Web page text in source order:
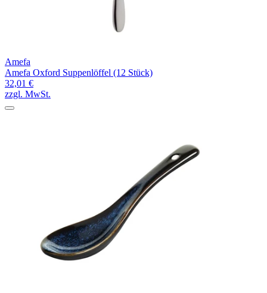
Amefa
Amefa Oxford Suppenlöffel (12 Stück)
32,01 €
zzgl. MwSt.